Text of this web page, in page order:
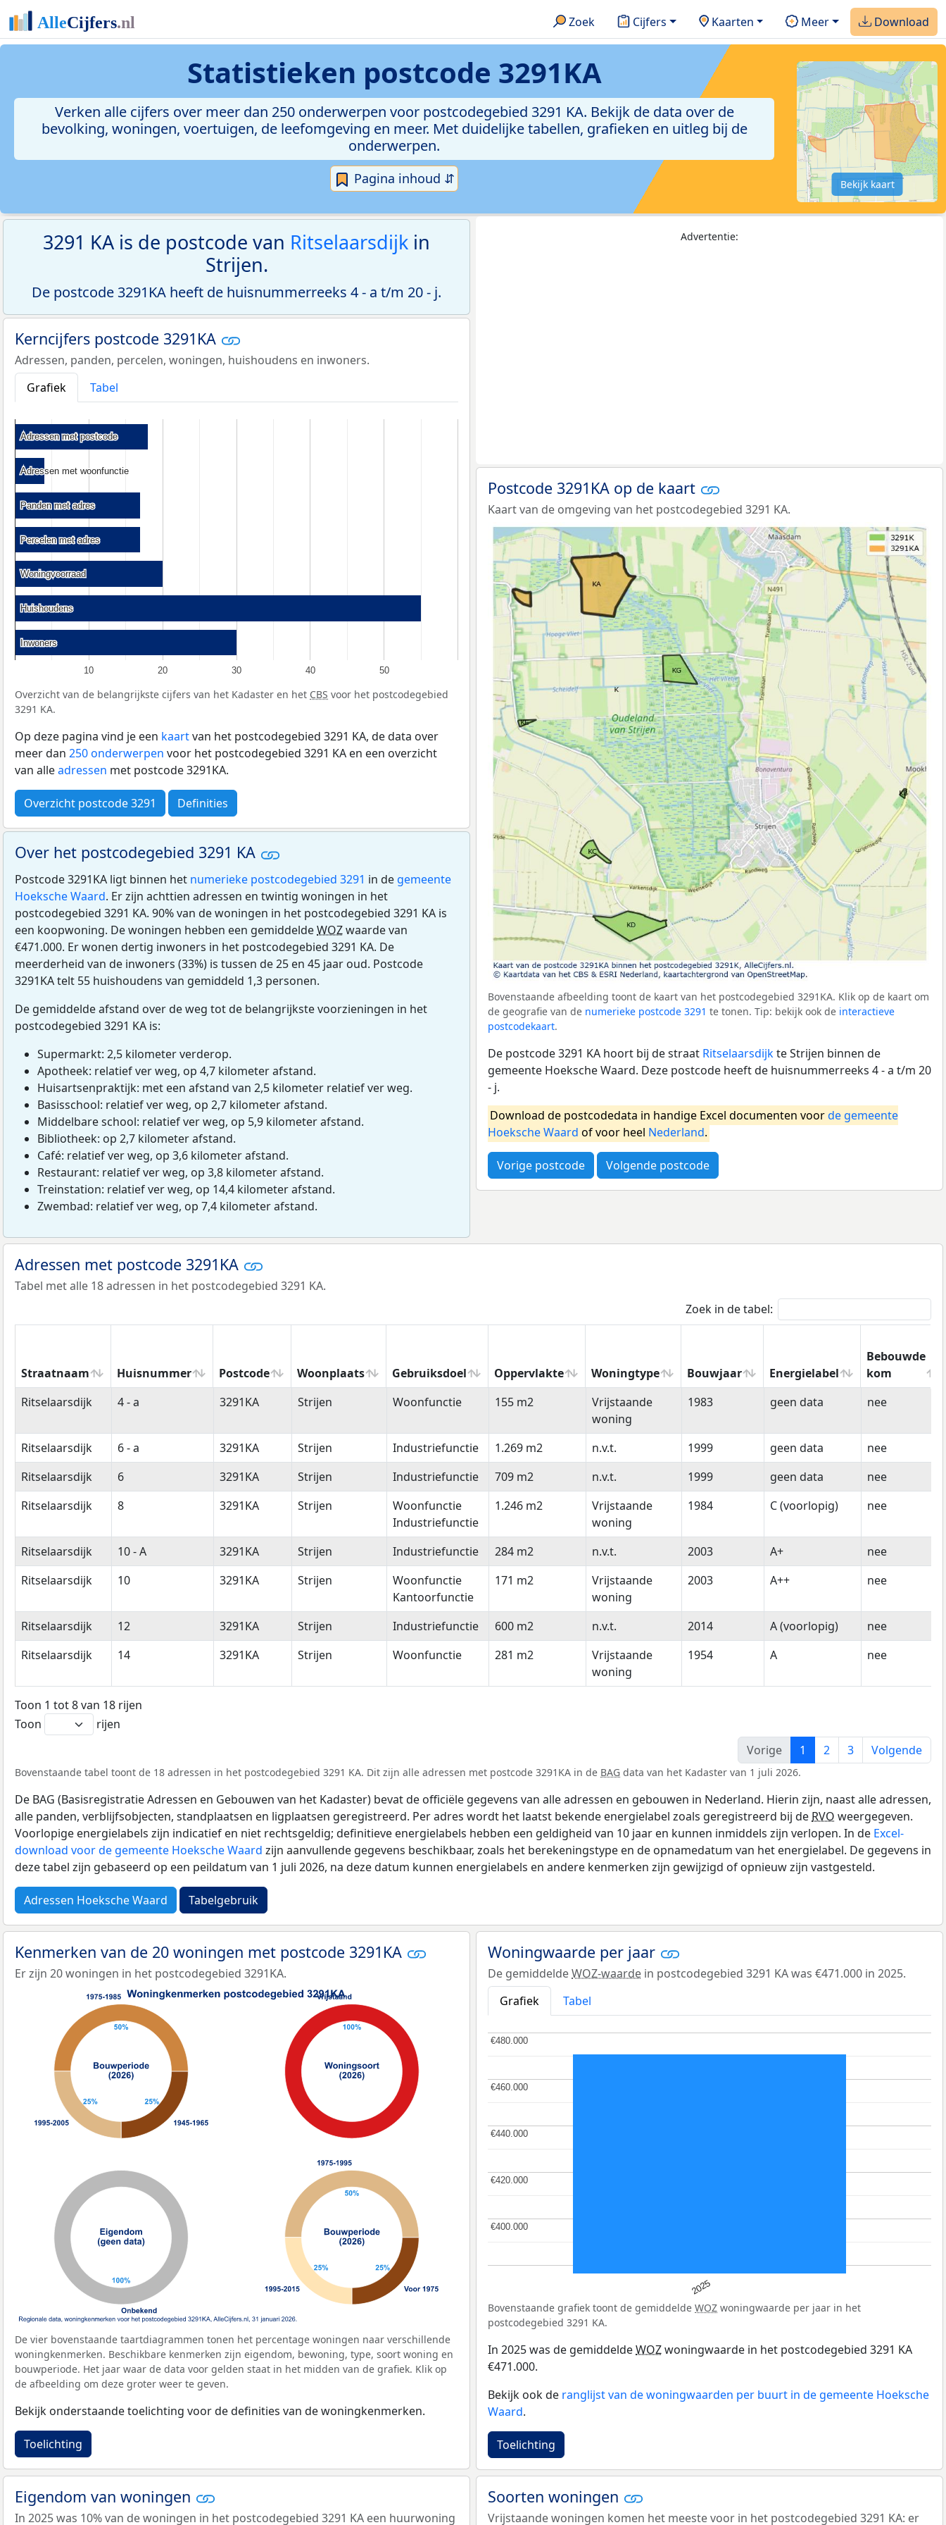
Zoek Cijfers Kaarten Meer Download
Statistieken postcode 3291KA
Verken alle cijfers over meer dan 250 onderwerpen voor postcodegebied 3291 KA. Bekijk de data over de
bevolking, woningen, voertuigen, de leefomgeving en meer. Met duidelijke tabellen, grafieken en uitleg bij de
onderwerpen.
Pagina inhoud ⇵ Bekijk kaart
3291 KA is de postcode van Ritselaarsdijk in
Strijen.
De postcode 3291KA heeft de huisnummerreeks 4 - a t/m 20 - j.
Kerncijfers postcode 3291KA
Adressen, panden, percelen, woningen, huishoudens en inwoners.
Grafiek
Tabel
10 20 30 40 50
Adressen met postcode
Adressen met postcode
Adressen met woonfunctie
Adressen met woonfunctie
Panden met adres
Panden met adres
Percelen met adres
Percelen met adres
Woningvoorraad
Woningvoorraad
Huishoudens
Huishoudens
Inwoners
Inwoners
Overzicht van de belangrijkste cijfers van het Kadaster en het CBS voor het postcodegebied
3291 KA.
Op deze pagina vind je een kaartvan het postcodegebied 3291 KA, de data over
meer dan 250 onderwerpen voor het postcodegebied 3291 KA en een overzicht
van alleadressen met postcode 3291KA.
Overzicht postcode 3291 Definities
Over het postcodegebied 3291 KA
Postcode 3291KA ligt binnen het numerieke postcodegebied 3291 in de gemeente
Hoeksche Waard. Er zijn achttien adressen en twintig woningen in het
postcodegebied 3291 KA. 90% van de woningen in het postcodegebied 3291 KA is
een koopwoning. De woningen hebben een gemiddeldeWOZwaarde van
€471.000. Er wonen dertig inwoners in het postcodegebied 3291 KA. De
meerderheid van de inwoners (33%) is tussen de 25 en 45 jaar oud. Postcode
3291KA telt 55 huishoudens van gemiddeld 1,3 personen.
De gemiddelde afstand over de weg tot de belangrijkste voorzieningen in het
postcodegebied 3291 KA is:
Supermarkt: 2,5 kilometer verderop.
Apotheek: relatief ver weg, op 4,7 kilometer afstand.
Huisartsenpraktijk: met een afstand van 2,5 kilometer relatief ver weg.
Basisschool: relatief ver weg, op 2,7 kilometer afstand.
Middelbare school: relatief ver weg, op 5,9 kilometer afstand.
Bibliotheek: op 2,7 kilometer afstand.
Café: relatief ver weg, op 3,6 kilometer afstand.
Restaurant: relatief ver weg, op 3,8 kilometer afstand.
Treinstation: relatief ver weg, op 14,4 kilometer afstand.
Zwembad: relatief ver weg, op 7,4 kilometer afstand.
Advertentie:
Postcode 3291KA op de kaart
Kaart van de omgeving van het postcodegebied 3291 KA.
Bovenstaande afbeelding toont de kaart van het postcodegebied 3291KA. Klik op de kaart om
de geografie van de numerieke postcode 3291 te tonen. Tip: bekijk ook de interactieve
postcodekaart.
De postcode 3291 KA hoort bij de straat Ritselaarsdijkte Strijen binnen de
gemeente Hoeksche Waard. Deze postcode heeft de huisnummerreeks 4 - a t/m 20
- j.
Download de postcodedata in handige Excel documenten voorde gemeente
Hoeksche Waard of voor heel Nederland.
Vorige postcode Volgende postcode
Adressen met postcode 3291KA
Tabel met alle 18 adressen in het postcodegebied 3291 KA.
Zoek in de tabel:
Straatnaam Huisnummer Postcode Woonplaats Gebruiksdoel Oppervlakte Woningtype Bouwjaar Energielabel
Bebouwde
kom
Straatnaam
Huisnummer Postcode Woonplaats Gebruiksdoel Oppervlakte Woningtype Bouwjaar Energielabel
Bebouwde
Ritselaarsdijk 4 - a 3291KA Strijen Woonfunctie 155 m2
Vrijstaande
woning
1983 geen data nee
Ritselaarsdijk 6 - a 3291KA Strijen Industriefunctie 1.269 m2 n.v.t. 1999 geen data
nee
Ritselaarsdijk
6 3291KA Strijen Industriefunctie 709 m2 n.v.t. 1999 geen data
nee
Ritselaarsdijk
8 3291KA Strijen
Woonfunctie
Industriefunctie
1.246 m2
Vrijstaande
woning
1984 C (voorlopig) nee
Ritselaarsdijk 10 - A 3291KA Strijen Industriefunctie 284 m2 n.v.t. 2003 A+
nee
Ritselaarsdijk
10 3291KA Strijen
Woonfunctie
Kantoorfunctie
171 m2
Vrijstaande
woning
2003 A++ nee
Ritselaarsdijk 12 3291KA Strijen Industriefunctie 600 m2 n.v.t. 2014 A (voorlopig)
nee
Ritselaarsdijk
14 3291KA Strijen Woonfunctie 281 m2
Vrijstaande
woning
1954 A nee
Toon 1 tot 8 van 18 rijen
Toon
rijen
Vorige
1 2 3 Volgende
Bovenstaande tabel toont de 18 adressen in het postcodegebied 3291 KA. Dit zijn alle adressen met postcode 3291KA in de BAG data van het Kadaster van 1 juli 2026.
De BAG (Basisregistratie Adressen en Gebouwen van het Kadaster) bevat de officiële gegevens van alle adressen en gebouwen in Nederland. Hierin zijn, naast alle adressen,
alle panden, verblijfsobjecten, standplaatsen en ligplaatsen geregistreerd. Per adres wordt het laatst bekende energielabel zoals geregistreerd bij de RVO weergegeven.
Voorlopige energielabels zijn indicatief en niet rechtsgeldig; definitieve energielabels hebben een geldigheid van 10 jaar en kunnen inmiddels zijn verlopen. In de Excel-
download voor de gemeente Hoeksche Waard zijn aanvullende gegevens beschikbaar, zoals het berekeningstype en de opnamedatum van het energielabel. De gegevens in
deze tabel zijn gebaseerd op een peildatum van 1 juli 2026, na deze datum kunnen energielabels en andere kenmerken zijn gewijzigd of opnieuw zijn vastgesteld.
Adressen Hoeksche Waard Tabelgebruik
Kenmerken van de 20 woningen met postcode 3291KA
Er zijn 20 woningen in het postcodegebied 3291KA.
De vier bovenstaande taartdiagrammen tonen het percentage woningen naar verschillende
woningkenmerken. Beschikbare kenmerken zijn eigendom, bewoning, type, soort woning en
bouwperiode. Het jaar waar de data voor gelden staat in het midden van de grafiek. Klik op
de afbeelding om deze groter weer te geven.
Bekijk onderstaande toelichting voor de definities van de woningkenmerken.
Toelichting
Woningwaarde per jaar
De gemiddeldeWOZ-waarde in postcodegebied 3291 KA was €471.000 in 2025.
Grafiek
Tabel
2025
€400.000
€400.000
€420.000
€420.000
€440.000
€440.000
€460.000
€460.000
€480.000
€480.000
Bovenstaande grafiek toont de gemiddelde WOZ woningwaarde per jaar in het
postcodegebied 3291 KA.
In 2025 was de gemiddeldeWOZwoningwaarde in het postcodegebied 3291 KA
€471.000.
Bekijk ook de ranglijst van de woningwaarden per buurt in de gemeente Hoeksche
Waard.
Toelichting
Eigendom van woningen
In 2025 was 10% van de woningen in het postcodegebied 3291 KA een huurwoning
Soorten woningen
Vrijstaande woningen komen het meeste voor in het postcodegebied 3291 KA: er